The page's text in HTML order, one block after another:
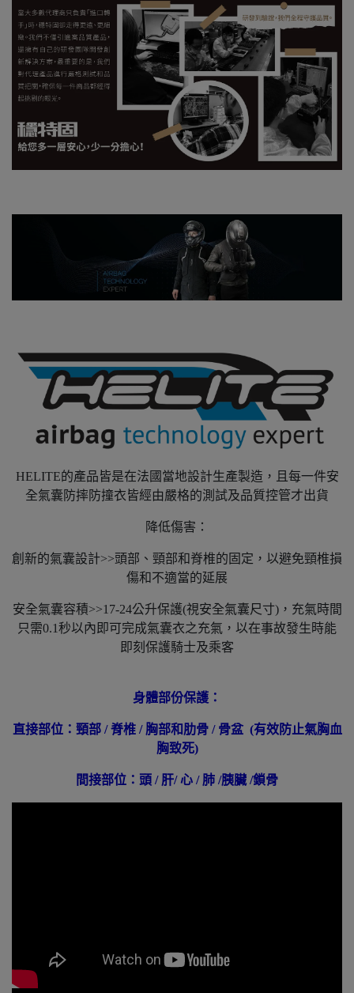
HELITE的產品皆是在法國當地設計生產製造，且每一件安
全氣囊防摔防撞衣皆經由嚴格的測試及品質控管才出貨
降低傷害：
創新的氣囊設計>>頭部、頸部和脊椎的固定，以避免頸椎損
傷和不適當的延展
安全氣囊容積>>17-24公升保護(視安全氣囊尺寸)，充氣時間
只需0.1秒以內即可完成氣囊衣之充氣，以在事故發生時能
即刻保護騎士及乘客
身體部份保護：
直接部位：頸部 / 脊椎 / 胸部和肋骨 / 骨盆 (有效防止氣胸血
胸致死)
間接部位：頭 / 肝/ 心 / 肺 /胰臟 /鎖骨